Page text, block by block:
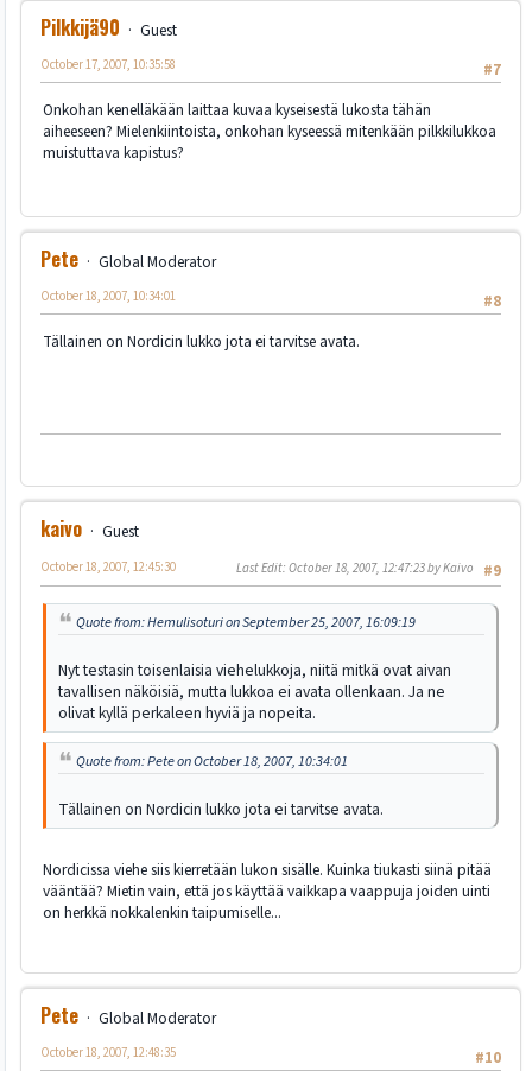
Pilkkijä90
Guest
#7
October 17, 2007, 10:35:58
Onkohan kenelläkään laittaa kuvaa kyseisestä lukosta tähän
aiheeseen? Mielenkiintoista, onkohan kyseessä mitenkään pilkkilukkoa
muistuttava kapistus?
Pete
Global Moderator
#8
October 18, 2007, 10:34:01
Tällainen on Nordicin lukko jota ei tarvitse avata.
kaivo
Guest
#9
October 18, 2007, 12:45:30 Last Edit: October 18, 2007, 12:47:23 by Kaivo
Quote from: Hemulisoturi on September 25, 2007, 16:09:19
Nyt testasin toisenlaisia viehelukkoja, niitä mitkä ovat aivan
tavallisen näköisiä, mutta lukkoa ei avata ollenkaan. Ja ne
olivat kyllä perkaleen hyviä ja nopeita.
Quote from: Pete on October 18, 2007, 10:34:01
Tällainen on Nordicin lukko jota ei tarvitse avata.
Nordicissa viehe siis kierretään lukon sisälle. Kuinka tiukasti siinä pitää
vääntää? Mietin vain, että jos käyttää vaikkapa vaappuja joiden uinti
on herkkä nokkalenkin taipumiselle...
Pete
Global Moderator
#10
October 18, 2007, 12:48:35